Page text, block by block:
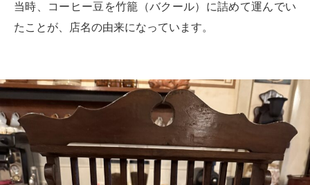
当時、コーヒー豆を竹籠（バクール）に詰めて運んでい
たことが、店名の由来になっています。